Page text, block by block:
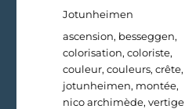
le
Catégories
Jotunheimen
Étiquettes
ascension, besseggen,
colorisation,coloriste,
couleur,couleurs,crête,
jotunheimen, montée,
nico archimède,vertige